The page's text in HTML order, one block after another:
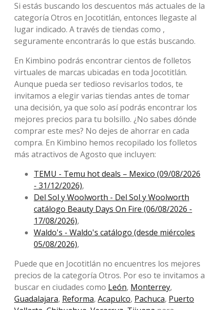
Si estás buscando los descuentos más actuales de la
categoría Otros en Jocotitlán, entonces llegaste al
lugar indicado. A través de tiendas como ,
seguramente encontrarás lo que estás buscando.
En Kimbino podrás encontrar cientos de folletos
virtuales de marcas ubicadas en toda Jocotitlán.
Aunque pueda ser tedioso revisarlos todos, te
invitamos a elegir varias tiendas antes de tomar
una decisión, ya que solo así podrás encontrar los
mejores precios para tu bolsillo. ¿No sabes dónde
comprar este mes? No dejes de ahorrar en cada
compra. En Kimbino hemos recopilado los folletos
más atractivos de Agosto que incluyen:
TEMU - Temu hot deals – Mexico (09/08/2026
- 31/12/2026),
Del Sol y Woolworth - Del Sol y Woolworth
catálogo Beauty Days On Fire (06/08/2026 -
17/08/2026),
Waldo's - Waldo's catálogo (desde miércoles
05/08/2026),
Puede que en Jocotitlán no encuentres los mejores
precios de la categoría Otros. Por eso te invitamos a
buscar en ciudades como León, Monterrey,
Guadalajara, Reforma, Acapulco, Pachuca, Puerto